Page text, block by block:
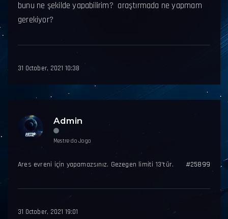
bunu ne şekilde yapabilirim? araştırmada ne yapmam
gerekiyor?
31 October, 2021 10:38
Admin
Mestre do Jogo
#25899
Ares evreni için yapamazsınız. Gezegen limiti 13'tür.
31 October, 2021 19:01